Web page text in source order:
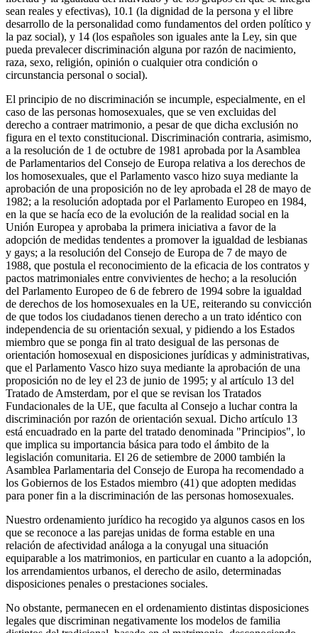
sean reales y efectivas), 10.1 (la dignidad de la persona y el libre
desarrollo de la personalidad como fundamentos del orden político y
la paz social), y 14 (los españoles son iguales ante la Ley, sin que
pueda prevalecer discriminación alguna por razón de nacimiento,
raza, sexo, religión, opinión o cualquier otra condición o
circunstancia personal o social).
El principio de no discriminación se incumple, especialmente, en el
caso de las personas homosexuales, que se ven excluidas del
derecho a contraer matrimonio, a pesar de que dicha exclusión no
figura en el texto constitucional. Discriminación contraria, asimismo,
a la resolución de 1 de octubre de 1981 aprobada por la Asamblea
de Parlamentarios del Consejo de Europa relativa a los derechos de
los homosexuales, que el Parlamento vasco hizo suya mediante la
aprobación de una proposición no de ley aprobada el 28 de mayo de
1982; a la resolución adoptada por el Parlamento Europeo en 1984,
en la que se hacía eco de la evolución de la realidad social en la
Unión Europea y aprobaba la primera iniciativa a favor de la
adopción de medidas tendentes a promover la igualdad de lesbianas
y gays; a la resolución del Consejo de Europa de 7 de mayo de
1988, que postula el reconocimiento de la eficacia de los contratos y
pactos matrimoniales entre convivientes de hecho; a la resolución
del Parlamento Europeo de 6 de febrero de 1994 sobre la igualdad
de derechos de los homosexuales en la UE, reiterando su convicción
de que todos los ciudadanos tienen derecho a un trato idéntico con
independencia de su orientación sexual, y pidiendo a los Estados
miembro que se ponga fin al trato desigual de las personas de
orientación homosexual en disposiciones jurídicas y administrativas,
que el Parlamento Vasco hizo suya mediante la aprobación de una
proposición no de ley el 23 de junio de 1995; y al artículo 13 del
Tratado de Amsterdam, por el que se revisan los Tratados
Fundacionales de la UE, que faculta al Consejo a luchar contra la
discriminación por razón de orientación sexual. Dicho artículo 13
está encuadrado en la parte del tratado denominada "Principios", lo
que implica su importancia básica para todo el ámbito de la
legislación comunitaria. El 26 de setiembre de 2000 también la
Asamblea Parlamentaria del Consejo de Europa ha recomendado a
los Gobiernos de los Estados miembro (41) que adopten medidas
para poner fin a la discriminación de las personas homosexuales.
Nuestro ordenamiento jurídico ha recogido ya algunos casos en los
que se reconoce a las parejas unidas de forma estable en una
relación de afectividad análoga a la conyugal una situación
equiparable a los matrimonios, en particular en cuanto a la adopción,
los arrendamientos urbanos, el derecho de asilo, determinadas
disposiciones penales o prestaciones sociales.
No obstante, permanecen en el ordenamiento distintas disposiciones
legales que discriminan negativamente los modelos de familia